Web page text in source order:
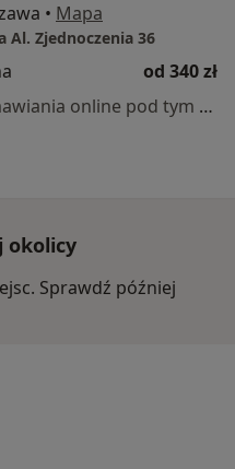
• Mapa
Al. Zjednoczenia 36
od 340 zł
Specjalista nie oferuje umawiania online pod tym adresem.
okolicy
Sprawdź później